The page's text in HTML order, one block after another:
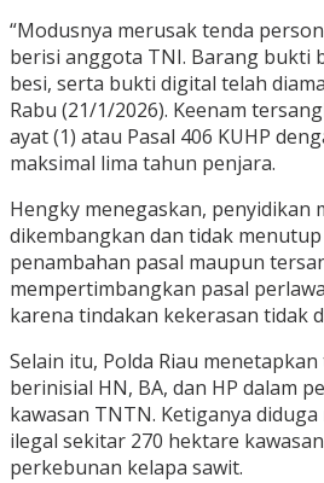
“Modusnya merusak tenda
berisi anggota TNI. Barang bukti
besi, serta bukti digital telah
Rabu (21/1/2026). Keenam
ayat (1) atau Pasal 406 KUHP
maksimal lima tahun penjara.
Hengky menegaskan, penyidikan
dikembangkan dan tidak
penambahan pasal maupun
mempertimbangkan pasal
karena tindakan kekerasan tidak
Selain itu, Polda Riau
berinisial HN, BA, dan HP dalam
kawasan TNTN. Ketiganya
ilegal sekitar 270 hektare
perkebunan kelapa sawit.